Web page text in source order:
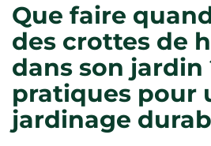
Que faire
des crottes de
dans son jardin
pratiques pour
jardinage